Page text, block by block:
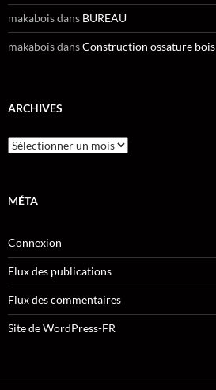
makaboisdans BUREAU
makaboisdansConstruction ossature bois
ARCHIVES
Archives
MÉTA
Connexion
Flux des publications
Flux des commentaires
Site de WordPress-FR